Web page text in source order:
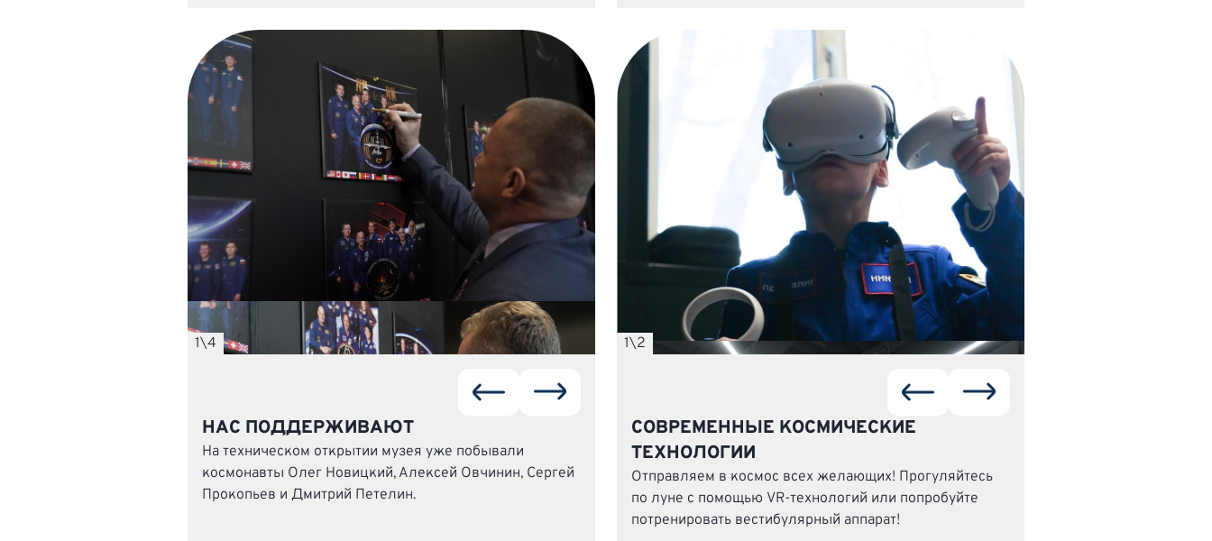
1\4
НАС ПОДДЕРЖИВАЮТ
На техническом открытии музея уже побывали
космонавты Олег Новицкий, Алексей Овчинин, Сергей
Прокопьев и Дмитрий Петелин.
1\2
СОВРЕМЕННЫЕ КОСМИЧЕСКИЕ
ТЕХНОЛОГИИ
Отправляем в космос всех желающих! Прогуляйтесь
по луне с помощью VR-технологий или попробуйте
потренировать вестибулярный аппарат!